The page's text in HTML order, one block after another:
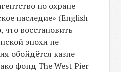
по охране
наследие» (English
что восстановить
эпохи не
обойдётся казне
фонд The West Pier